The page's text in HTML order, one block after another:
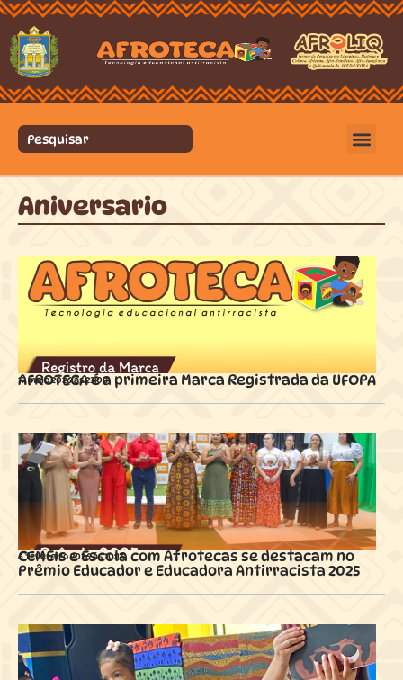
Aniversario
17 maio 2026 ás23:08
AFROTECA é a primeira Marca Registrada da UFOPA
6 fevereiro 2026 ás10:16
CEMEIs e Escola com Afrotecas se destacam no
Prêmio Educador e Educadora Antirracista 2025